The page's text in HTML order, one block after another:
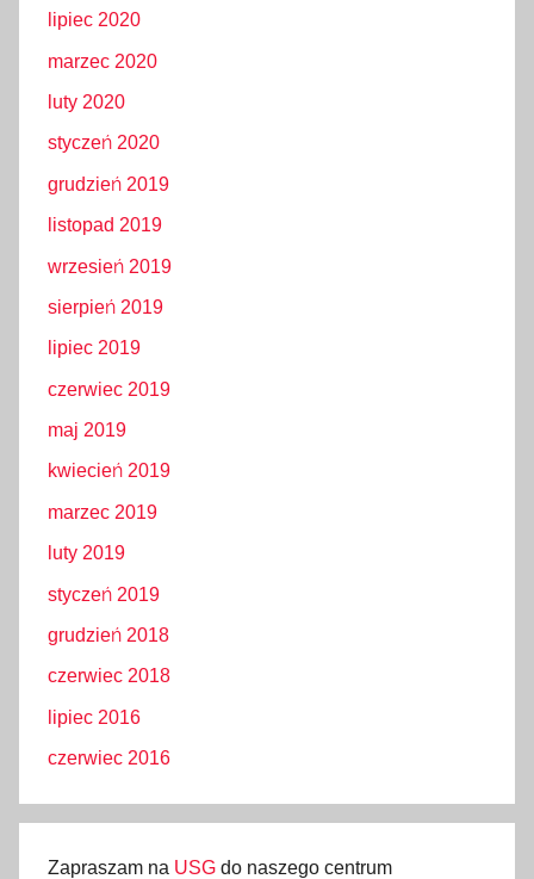
lipiec 2020
marzec 2020
luty 2020
styczeń 2020
grudzień 2019
listopad 2019
wrzesień 2019
sierpień 2019
lipiec 2019
czerwiec 2019
maj 2019
kwiecień 2019
marzec 2019
luty 2019
styczeń 2019
grudzień 2018
czerwiec 2018
lipiec 2016
czerwiec 2016
Zapraszam na USG do naszego centrum